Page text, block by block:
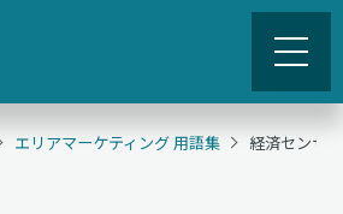
エリアマーケティング 用語集 経済センサ